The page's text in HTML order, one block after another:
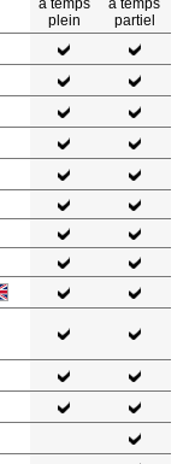
plein
partiel